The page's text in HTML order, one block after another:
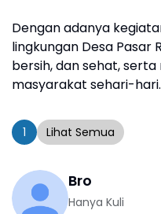
Dengan adanya
lingkungan Desa Pasar
bersih, dan sehat,
masyarakat sehari-
1 Lihat Semua
Bro
Hanya Kuli